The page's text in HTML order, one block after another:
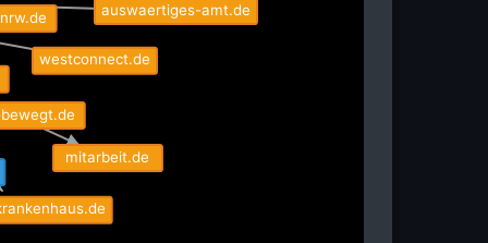
auswaertiges-amt.de
mitarbeit.de
westconnect.de